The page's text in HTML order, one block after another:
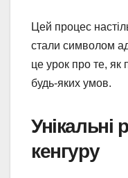
Цей процес
стали символом
це урок про те, як
будь-яких умов.
кенгуру